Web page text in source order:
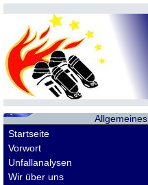
Allgemeines
Startseite
Vorwort
Unfallanalysen
Wir über uns